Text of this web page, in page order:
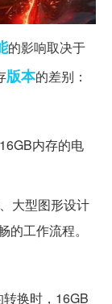
的影响取决于
版本的差别：
内存的电
大型图形设计
工作流程。
换时，16GB